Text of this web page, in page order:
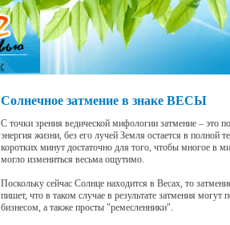
Солнечное затмение в знаке ВЕСЫ
С точки зрения ведической мифологии затмение – это
энергия жизни, без его лучей Земля остается в полной
коротких минут достаточно для того, чтобы многое в
могло измениться весьма ощутимо.
Поскольку сейчас Солнце находится в Весах, то
пишет, что в таком случае в результате затмения
бизнесом, а также просты "ремесленники".